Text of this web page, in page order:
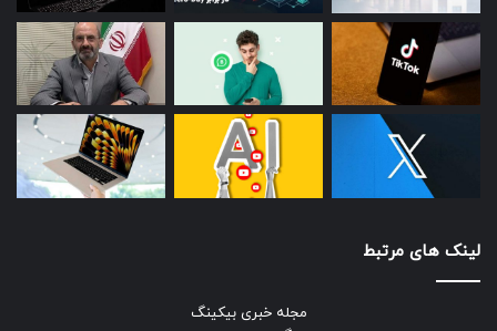
لینک های مرتبط
مجله خبری بیکینگ